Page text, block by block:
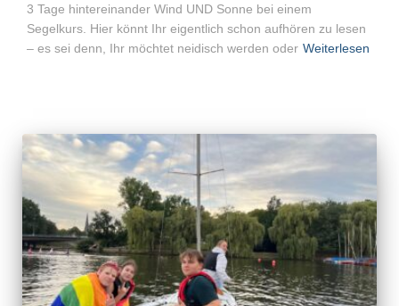
3 Tage hintereinander Wind UND Sonne bei einem
Segelkurs. Hier könnt Ihr eigentlich schon aufhören zu lesen
– es sei denn, Ihr möchtet neidisch werden oder Weiterlesen